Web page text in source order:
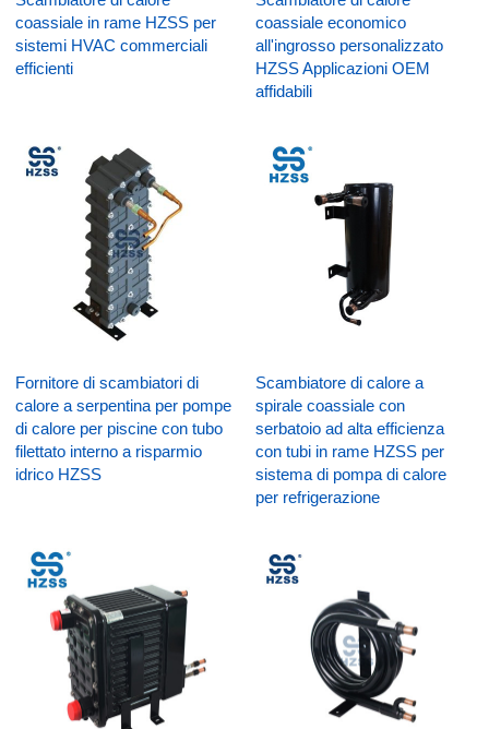
coassiale in rame HZSS per
sistemi HVAC commerciali
efficienti
coassiale economico
all'ingrosso personalizzato
HZSS Applicazioni OEM
affidabili
Fornitore di scambiatori di
calore a serpentina per pompe
di calore per piscine con tubo
filettato interno a risparmio
idrico HZSS
Scambiatore di calore a
spirale coassiale con
serbatoio ad alta efficienza
con tubi in rame HZSS per
sistema di pompa di calore
per refrigerazione